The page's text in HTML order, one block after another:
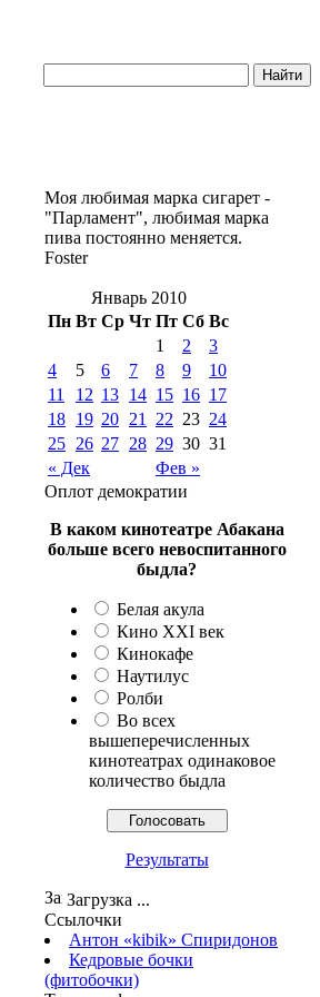
Моя любимая марка сигарет -
"Парламент", любимая марка
пива постоянно меняется.
Foster
Январь 2010
Пн Вт Ср Чт Пт Сб Вс
« Дек Фев »
1 2
3
4
5 6 7 8 9
10
11
12 13 14 15 16 17
18 19 20 21 22 23 24
25 26 27 28 29 30 31
Оплот демократии
В каком кинотеатре Абакана
больше всего невоспитанного
быдла?
Белая акула
Кино XXI век
Кинокафе
Наутилус
Ролби
Во всех
вышеперечисленных
кинотеатрах одинаковое
количество быдла
Результаты
Загрузка ...
Ссылочки
Антон «kibik» Спиридонов
Кедровые бочки
(фитобочки)